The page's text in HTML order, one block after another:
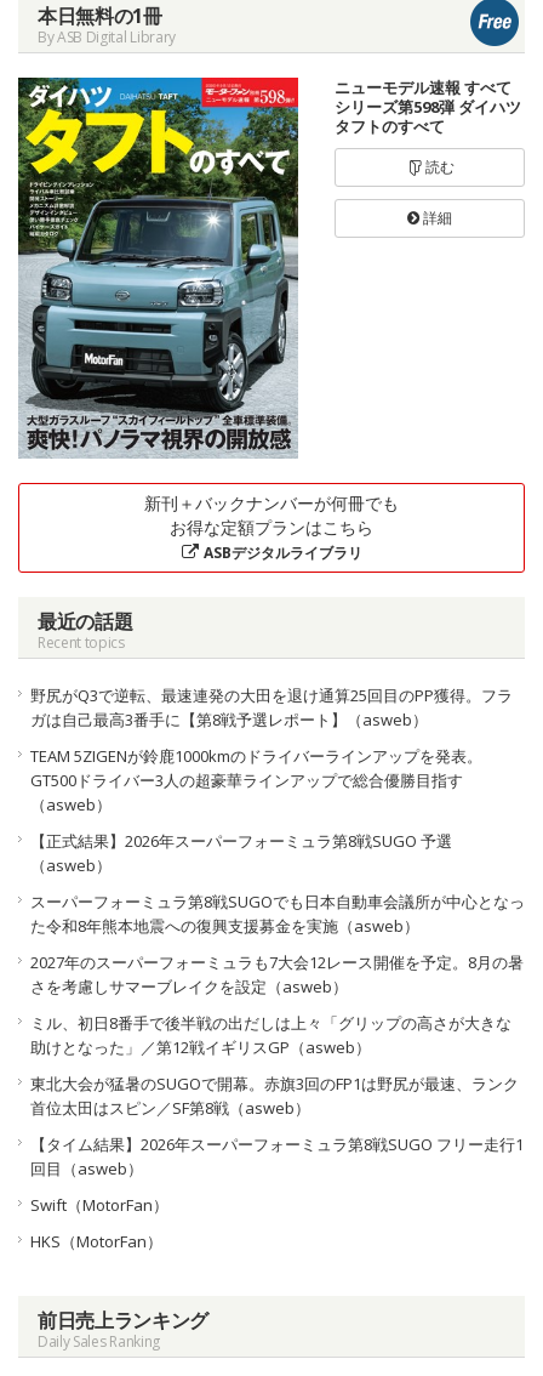
本日無料の1冊
By ASB Digital Library
ニューモデル速報 すべて
シリーズ第598弾 ダイハツ
タフトのすべて
読む
詳細
新刊＋バックナンバーが何冊でも
お得な定額プランはこちら
ASBデジタルライブラリ
最近の話題
Recent topics
野尻がQ3で逆転、最速連発の大田を退け通算25回目のPP獲得。フラ
ガは自己最高3番手に【第8戦予選レポート】（asweb）
TEAM 5ZIGENが鈴鹿1000kmのドライバーラインアップを発表。
GT500ドライバー3人の超豪華ラインアップで総合優勝目指す
（asweb）
【正式結果】2026年スーパーフォーミュラ第8戦SUGO 予選
（asweb）
スーパーフォーミュラ第8戦SUGOでも日本自動車会議所が中心となっ
た令和8年熊本地震への復興支援募金を実施（asweb）
2027年のスーパーフォーミュラも7大会12レース開催を予定。8月の暑
さを考慮しサマーブレイクを設定（asweb）
ミル、初日8番手で後半戦の出だしは上々「グリップの高さが大きな
助けとなった」／第12戦イギリスGP（asweb）
東北大会が猛暑のSUGOで開幕。赤旗3回のFP1は野尻が最速、ランク
首位太田はスピン／SF第8戦（asweb）
【タイム結果】2026年スーパーフォーミュラ第8戦SUGO フリー走行1
回目（asweb）
Swift（MotorFan）
HKS（MotorFan）
前日売上ランキング
Daily Sales Ranking